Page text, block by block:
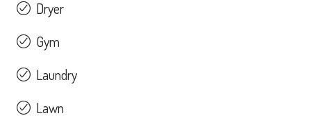
Dryer
Gym
Laundry
Lawn